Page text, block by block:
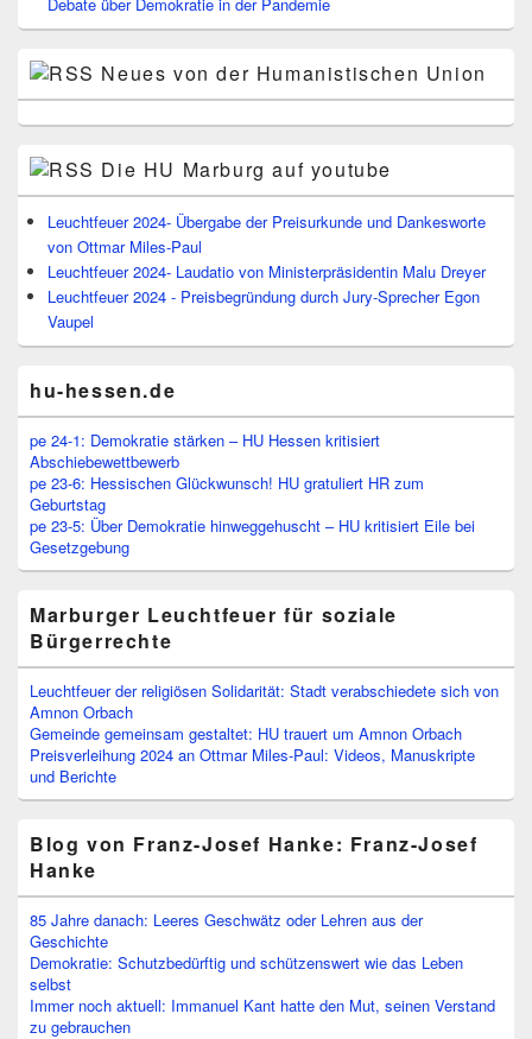
Neues von der Humanistischen Union
Die HU Marburg auf youtube
Leuchtfeuer 2024- Übergabe der Preisurkunde und Dankesworte
von Ottmar Miles-Paul
Leuchtfeuer 2024- Laudatio von Ministerpräsidentin Malu Dreyer
Leuchtfeuer 2024 - Preisbegründung durch Jury-Sprecher Egon
Vaupel
hu-hessen.de
pe 24-1: Demokratie stärken – HU Hessen kritisiert
Abschiebewettbewerb
pe 23-6: Hessischen Glückwunsch! HU gratuliert HR zum
Geburtstag
pe 23-5: Über Demokratie hinweggehuscht – HU kritisiert Eile bei
Gesetzgebung
Marburger Leuchtfeuer für soziale
Bürgerrechte
Leuchtfeuer der religiösen Solidarität: Stadt verabschiedete sich von
Amnon Orbach
Gemeinde gemeinsam gestaltet: HU trauert um Amnon Orbach
Preisverleihung 2024 an Ottmar Miles-Paul: Videos, Manuskripte
und Berichte
Blog von Franz-Josef Hanke: Franz-Josef
Hanke
85 Jahre danach: Leeres Geschwätz oder Lehren aus der
Geschichte
Demokratie: Schutzbedürftig und schützenswert wie das Leben
selbst
Immer noch aktuell: Immanuel Kant hatte den Mut, seinen Verstand
zu gebrauchen